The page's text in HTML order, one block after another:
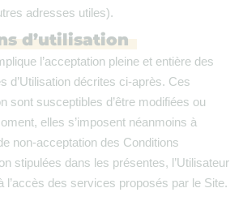
adresses utiles).
d’utilisation
l’acceptation pleine et entière des
d’Utilisation décrites ci-après. Ces
sont susceptibles d’être modifiées ou
elles s’imposent néanmoins à
non-acceptation des Conditions
stipulées dans les présentes, l’Utilisateur
l’accès des services proposés par le Site.